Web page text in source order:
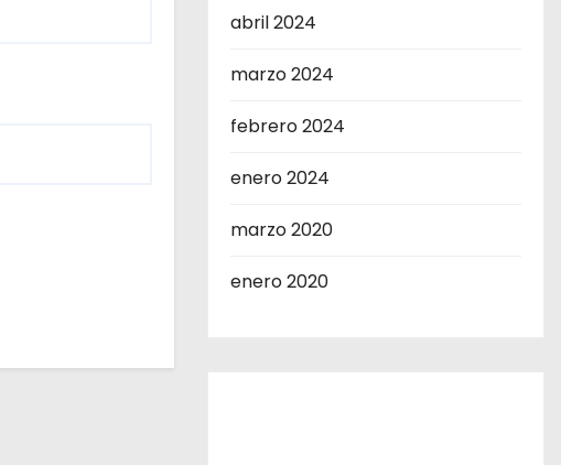
abril 2024
marzo 2024
febrero 2024
enero 2024
marzo 2020
enero 2020